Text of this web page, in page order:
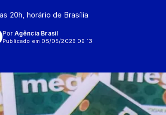
20h, horário de Brasília
Por Agência Brasil
Publicado em 05/05/2026 09:13